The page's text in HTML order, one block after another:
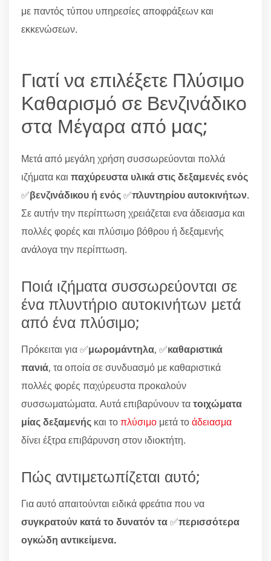
με παντός τύπου υπηρεσίες αποφράξεων και
εκκενώσεων.
Γιατί να επιλέξετε Πλύσιμο
Καθαρισμό σε Βενζινάδικο
στα Μέγαρα από μας;
Μετά από μεγάλη χρήση συσσωρεύονται πολλά
ιζήματα και παχύρευστα υλικά στις δεξαμενές ενός
✅βενζινάδικου ή ενός✅πλυντηρίου αυτοκινήτων.
Σε αυτήν την περίπτωση χρειάζεται ενα άδειασμα και
πολλές φορές και πλύσιμο βόθρου ή δεξαμενής
ανάλογα την περίπτωση.
Ποιά ιζήματα συσσωρεύονται σε
ένα πλυντήριο αυτοκινήτων μετά
από ένα πλύσιμο;
Πρόκειται για ✅μωρομάντηλα, ✅καθαριστικά
πανιά, τα οποία σε συνδυασμό με καθαριστικά
πολλές φορές παχύρευστα προκαλούν
συσσωματώματα. Αυτά επιβαρύνουν τατοιχώματα
μίας δεξαμενής και τοπλύσιμο μετά τοάδειασμα
δίνει έξτρα επιβάρυνση στον ιδιοκτήτη.
Πώς αντιμετωπίζεται αυτό;
Για αυτό απαιτούνται ειδικά φρεάτια που να
συγκρατούν κατά το δυνατόν τα✅περισσότερα
ογκώδη αντικείμενα.